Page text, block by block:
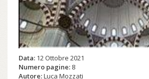
Data: 12 Ottobre 2021
Numero pagine: 8
Autore:Luca Mozzati